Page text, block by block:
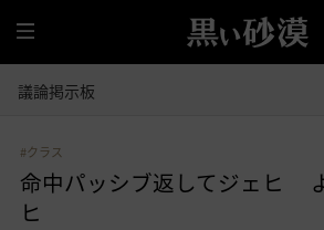
全
体
議論掲示板
#クラス
命中パッシブ返してジェヒ
ヒ